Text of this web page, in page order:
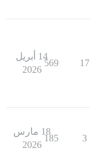
17
569
14 أبريل
2026
3
185
18 مارس
2026